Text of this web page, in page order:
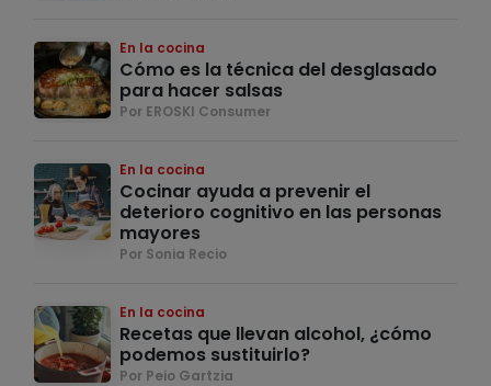
En la cocina
Cómo es la técnica del desglasado
para hacer salsas
Por EROSKI Consumer
En la cocina
Cocinar ayuda a prevenir el
deterioro cognitivo en las personas
mayores
Por Sonia Recio
En la cocina
Recetas que llevan alcohol, ¿cómo
podemos sustituirlo?
Por Peio Gartzia